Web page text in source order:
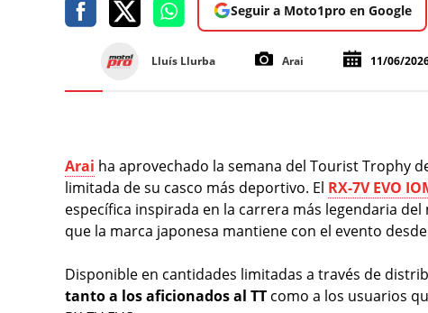
Seguir a Moto1pro en Google
Lluís Llurba Arai 11/06/
Arai ha aprovechado la semana del Tourist Trophy
limitada de su casco más deportivo. El RX-7V EVO
específica inspirada en la carrera más legendaria
que la marca japonesa mantiene con el evento
Disponible en cantidades limitadas a través de
tanto a los aficionados al TT como a los usuarios